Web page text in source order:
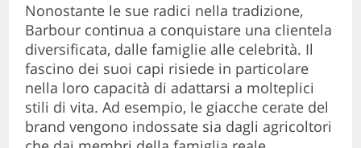
Nonostante le sue radici nella tradizione,
Barbour continua a conquistare una clientela
diversificata, dalle famiglie alle celebrità. Il
fascino dei suoi capi risiede in particolare
nella loro capacità di adattarsi a molteplici
stili di vita. Ad esempio, le giacche cerate del
brand vengono indossate sia dagli agricoltori